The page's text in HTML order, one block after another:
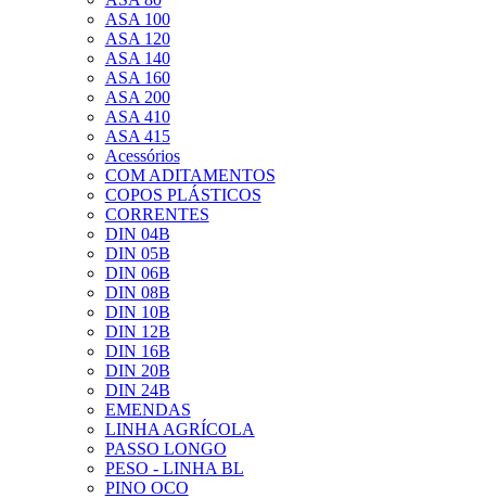
ASA 100
ASA 120
ASA 140
ASA 160
ASA 200
ASA 410
ASA 415
Acessórios
COM ADITAMENTOS
COPOS PLÁSTICOS
CORRENTES
DIN 04B
DIN 05B
DIN 06B
DIN 08B
DIN 10B
DIN 12B
DIN 16B
DIN 20B
DIN 24B
EMENDAS
LINHA AGRÍCOLA
PASSO LONGO
PESO - LINHA BL
PINO OCO